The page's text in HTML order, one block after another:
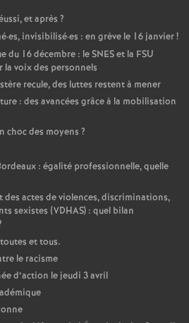
o
u
r
et après ?
·es, invisibilisé·es : en grève le 16 janvier!
du 16 décembre : le SNES et la FSU
voix des personnels
recule, des luttes restent à mener
: des avancées grâce à la mobilisation
choc des moyens ?
: égalité professionnelle, quelle
actes de violences, discriminations,
sexistes (VDHAS) : quel bilan
et tous.
le racisme
d’action le jeudi 3 avril